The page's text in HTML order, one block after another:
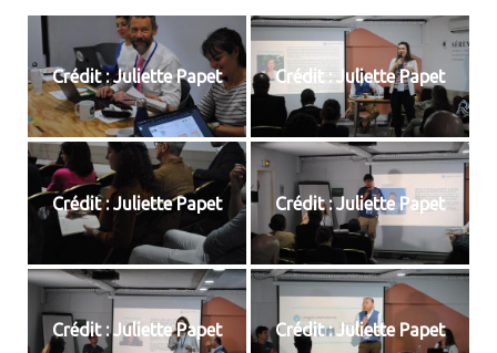
Crédit : Juliette Papet Crédit : Juliette Papet
Crédit : Juliette Papet Crédit : Juliette Papet
Crédit : Juliette Papet Crédit : Juliette Papet